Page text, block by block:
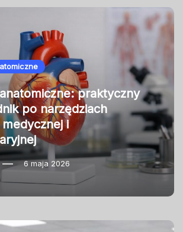
praktyczny
po narzędziach
i
6 maja 2026